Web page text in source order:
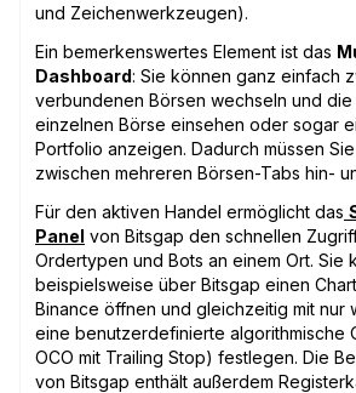
und Zeichenwerkzeugen).
Ein bemerkenswertes Element ist das
Dashboard: Sie können ganz einfach
verbundenen Börsen wechseln und
einzelnen Börse einsehen oder sogar
Portfolio anzeigen. Dadurch müssen
zwischen mehreren Börsen-Tabs hin-
Für den aktiven Handel ermöglicht das
Panel von Bitsgap den schnellen
Ordertypen und Bots an einem Ort. Sie
beispielsweise über Bitsgap einen
Binance öffnen und gleichzeitig mit nur
eine benutzerdefinierte algorithmische
OCO mit Trailing Stop) festlegen. Die
von Bitsgap enthält außerdem